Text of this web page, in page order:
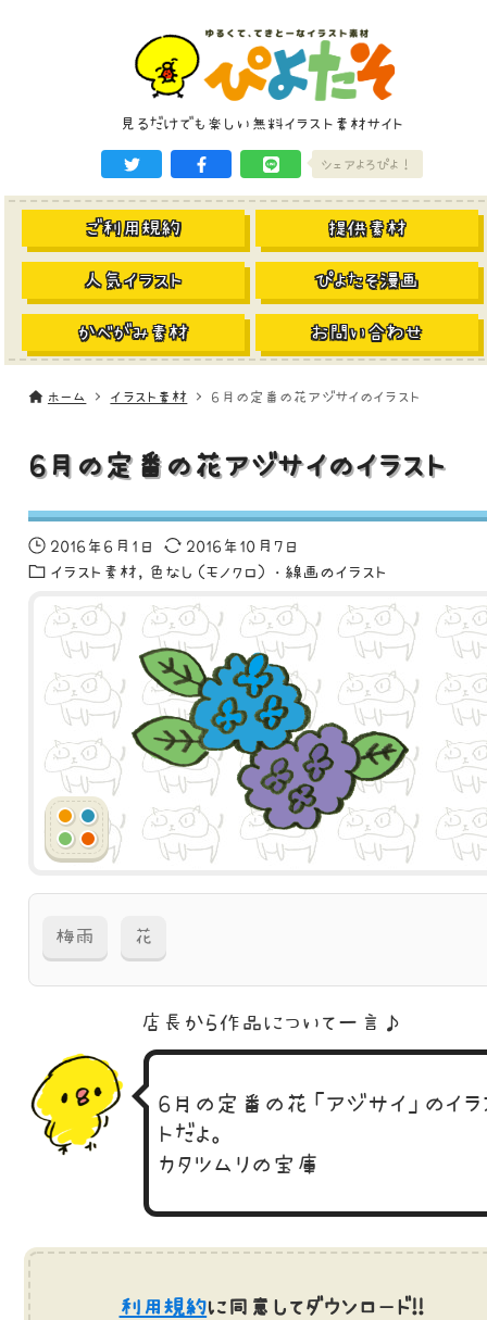
見るだけでも楽しい無料イラスト素材サイト
シェアよろぴよ！
ご利用規約 提供素材
人気イラスト ぴよたそ漫画
かべがみ素材 お問い合わせ
ホーム イラスト素材 6月の定番の花アジサイのイラスト
6月の定番の花アジサイのイラスト
2016年6月1日
2016年10月7日
イラスト素材
色なし（モノクロ）・線画のイラスト
梅雨 花
店長から作品に ついて一言♪
6月の定番の花「アジサイ」のイラ
トだよ。
カタツムリの宝庫
利用規約に同意してダウンロード!!